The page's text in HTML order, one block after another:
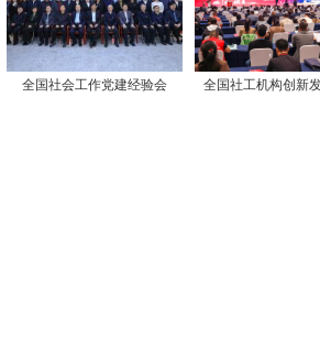
全国社会工作党建经验会 全国社工机构创新